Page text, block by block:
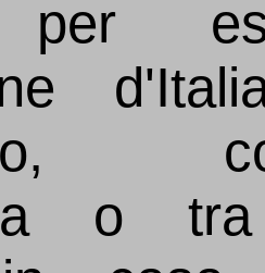
per
o